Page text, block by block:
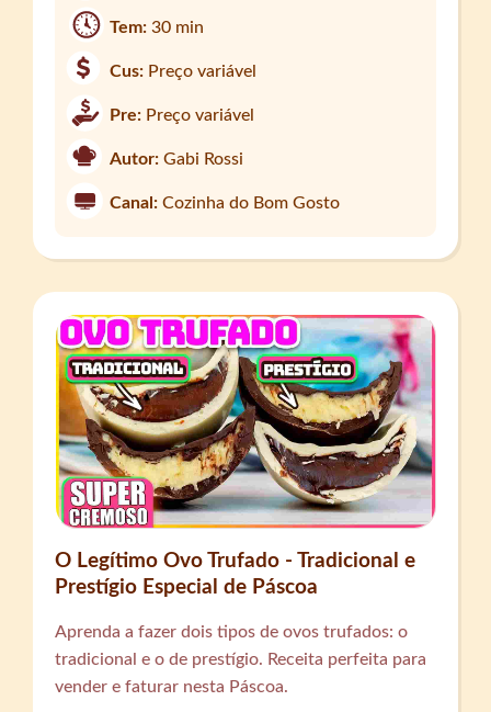
Tem:30 min
Cus: Preço variável
Pre: Preço variável
Autor: Gabi Rossi
Canal: Cozinha do Bom Gosto
O Legítimo Ovo Trufado - Tradicional e
Prestígio Especial de Páscoa
Aprenda a fazer dois tipos de ovos trufados: o
tradicional e o de prestígio. Receita perfeita para
vender e faturar nesta Páscoa.